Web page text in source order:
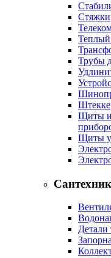
Теплый
Трубы
Щиты и
Щиты
Детали